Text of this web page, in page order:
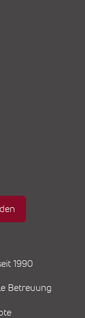
1990
Betreuung